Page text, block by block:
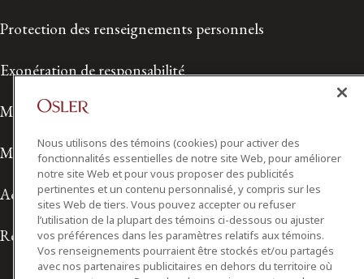
Protection des renseignements personnels
Exonération de responsabilité
Modalités de prestation de services
Modalités d'utilisation
Accessibilité
Relations avec les médias
Nous utilisons des témoins (cookies) pour activer des
fonctionnalités essentielles de notre site Web, pour améliorer
notre site Web et pour vous proposer des publicités
pertinentes et un contenu personnalisé, y compris sur les
sites Web de tiers. Vous pouvez accepter ou refuser
l’utilisation de la plupart des témoins ci-dessous ou ajuster
vos préférences dans les paramètres relatifs aux témoins.
Vos renseignements pourraient être stockés et/ou partagés
avec nos partenaires publicitaires en dehors du territoire où